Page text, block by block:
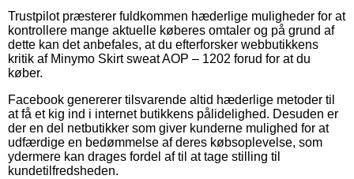
Trustpilot præsterer fuldkommen hæderlige muligheder for at
kontrollere mange aktuelle køberes omtaler og på grund af
dette kan det anbefales, at du efterforsker webbutikkens
kritik af Minymo Skirt sweat AOP – 1202 forud for at du
køber.
Facebook genererer tilsvarende altid hæderlige metoder til
at få et kig ind i internet butikkens pålidelighed. Desuden er
der en del netbutikker som giver kunderne mulighed for at
udfærdige en bedømmelse af deres købsoplevelse, som
ydermere kan drages fordel af til at tage stilling til
kundetilfredsheden.